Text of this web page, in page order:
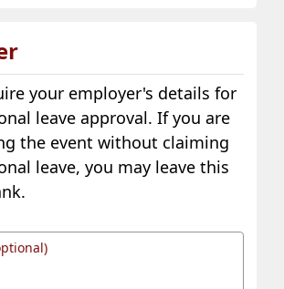
your employer's details for
leave approval. If you are
the event without claiming
leave, you may leave this